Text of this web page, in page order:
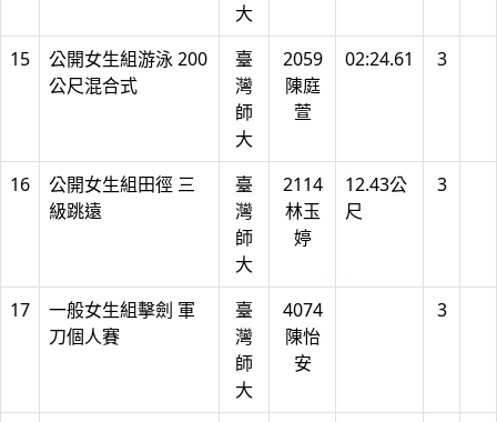
大
15
公開女生組游泳 200
公尺混合式
臺
灣
師
大
2059
陳庭
萱
02:24.61 3
16
公開女生組田徑 三
級跳遠
臺
灣
師
大
2114
林玉
婷
12.43公
尺
3
17
一般女生組擊劍 軍
刀個人賽
臺
灣
師
大
4074
陳怡
安
3